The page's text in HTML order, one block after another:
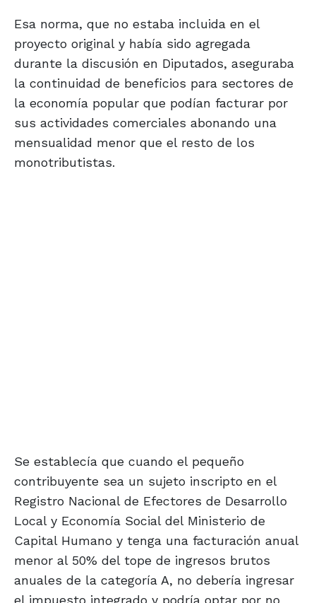
Esa norma, que no estaba incluida en el
proyecto original y había sido agregada
durante la discusión en Diputados, aseguraba
la continuidad de beneficios para sectores de
la economía popular que podían facturar por
sus actividades comerciales abonando una
mensualidad menor que el resto de los
monotributistas.
Se establecía que cuando el pequeño
contribuyente sea un sujeto inscripto en el
Registro Nacional de Efectores de Desarrollo
Local y Economía Social del Ministerio de
Capital Humano y tenga una facturación anual
menor al 50% del tope de ingresos brutos
anuales de la categoría A, no debería ingresar